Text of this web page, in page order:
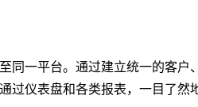
同一平台。通过建立统一的客户
过仪表盘和各类报表，一目了然